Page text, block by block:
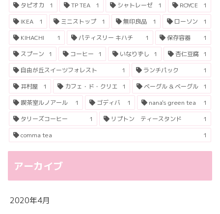
タピオカ
1 TP TEA 1 シャトレーゼ 1 ROYCE
1
IKEA
1 ミニストップ 1 無印良品 1 ローソン
1
KIHACHI
1 パティスリー キハチ 1 保存容器
1
スプーン
1 コーヒー 1 いなりずし 1 杏仁豆腐 1
自由が丘スイーツフォレスト
1 ランチパック
1
井村屋
1 カフェ・ド・クリエ 1 ベーグル & ベーグル
1
喫茶室ルノアール
1 ゴディバ 1 nana's green tea
1
タリーズコーヒー
1 リプトン ティースタンド
1
comma tea
1
アーカイブ
2020年4月